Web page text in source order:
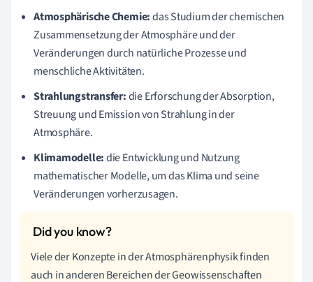
Atmosphärische Chemie:das Studium der chemischen
Zusammensetzung der Atmosphäre und der
Veränderungen durch natürliche Prozesse und
menschliche Aktivitäten.
Strahlungstransfer:die Erforschung der Absorption,
Streuung und Emission von Strahlung in der
Atmosphäre.
Klimamodelle:die Entwicklung und Nutzung
mathematischer Modelle, um das Klima und seine
Veränderungen vorherzusagen.
Viele der Konzepte in der Atmosphärenphysik finden
auch in anderen Bereichen der Geowissenschaften